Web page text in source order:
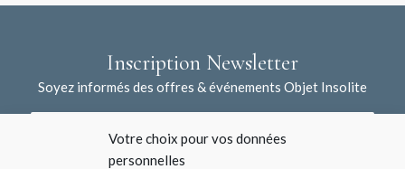
Votre choix pour vos données
personnelles
Inscription Newsletter
Soyez informés des offres & événements Objet Insolite